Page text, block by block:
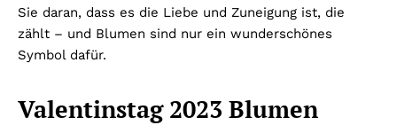
Sie daran, dass es die Liebe und Zuneigung ist, die
zählt – und Blumen sind nur ein wunderschönes
Symbol dafür.
Valentinstag 2023 Blumen